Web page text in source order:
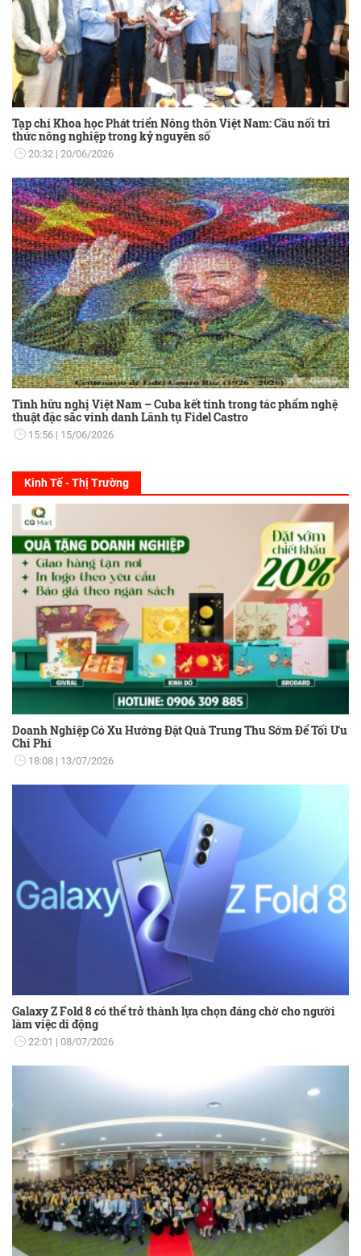
Tạp chí Khoa học Phát triển Nông thôn Việt Nam: Cầu nối tri
thức nông nghiệp trong kỷ nguyên số
20:32 20/06/2026
Tình hữu nghị Việt Nam – Cuba kết tinh trong tác phẩm nghệ
thuật đặc sắc vinh danh Lãnh tụ Fidel Castro
15:56 15/06/2026
Kinh Tế - Thị Trường
Doanh Nghiệp Có Xu Hướng Đặt Quà Trung Thu Sớm Để Tối Ưu
Chi Phí
18:08 13/07/2026
Galaxy Z Fold 8 có thể trở thành lựa chọn đáng chờ cho người
làm việc di động
22:01 08/07/2026